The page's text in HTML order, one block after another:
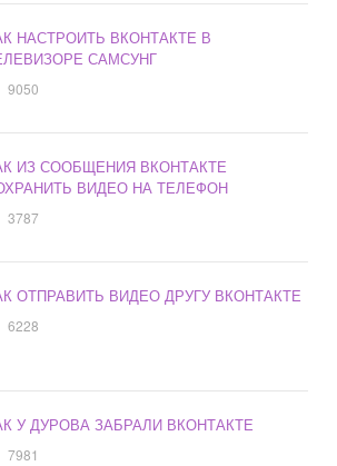
НАСТРОИТЬ ВКОНТАКТЕ В
САМСУНГ
9050
ИЗ СООБЩЕНИЯ ВКОНТАКТЕ
ВИДЕО НА ТЕЛЕФОН
3787
ОТПРАВИТЬ ВИДЕО ДРУГУ ВКОНТАКТЕ
6228
У ДУРОВА ЗАБРАЛИ ВКОНТАКТЕ
7981